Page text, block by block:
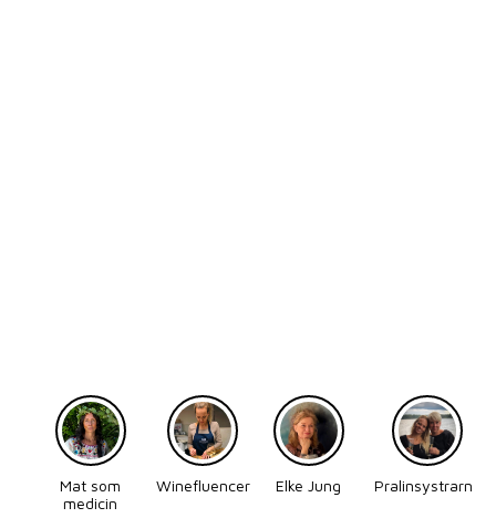
Mat som
medicin
Winefluencer Elke Jung
Pralinsystrarna